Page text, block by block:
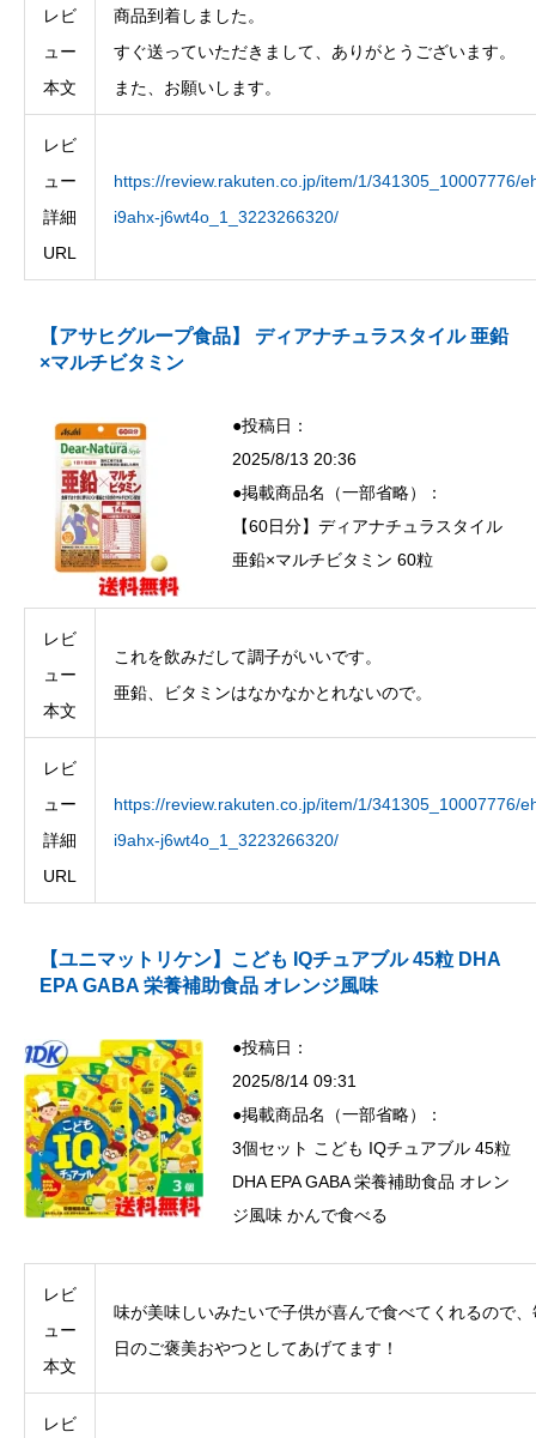
レビ
ュー
本文
商品到着しました。
すぐ送っていただきまして、ありがとうございます。
また、お願いします。
レビ
ュー
詳細
URL
https://review.rakuten.co.jp/item/1/341305_10007776/
i9ahx-j6wt4o_1_3223266320/
【アサヒグループ食品】 ディアナチュラスタイル 亜鉛
×マルチビタミン
●投稿日：
2025/8/13 20:36
●掲載商品名（一部省略）：
【60日分】ディアナチュラスタイル
亜鉛×マルチビタミン 60粒
レビ
ュー
本文
これを飲みだして調子がいいです。
亜鉛、ビタミンはなかなかとれないので。
レビ
ュー
詳細
URL
https://review.rakuten.co.jp/item/1/341305_10007776/
i9ahx-j6wt4o_1_3223266320/
【ユニマットリケン】こども IQチュアブル 45粒 DHA
EPA GABA 栄養補助食品 オレンジ風味
●投稿日：
2025/8/14 09:31
●掲載商品名（一部省略）：
3個セット こども IQチュアブル 45粒
DHA EPA GABA 栄養補助食品 オレン
ジ風味 かんで食べる
レビ
ュー
本文
味が美味しいみたいで子供が喜んで食べてくれるので、
日のご褒美おやつとしてあげてます！
レビ